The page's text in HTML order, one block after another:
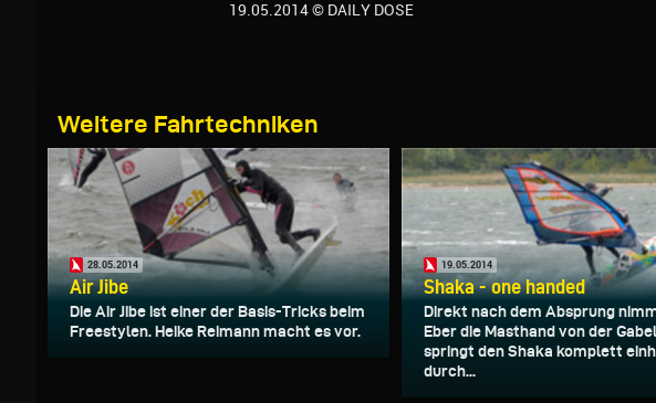
19.05.2014 © DAILY DOSE
Weitere Fahrtechniken
28.05.2014
Air Jibe
Die Air Jibe ist einer der Basis-Tricks beim
Freestylen. Heike Reimann macht es vor.
19.05.2014
Shaka - one handed
Direkt nach dem Absprung
Eber die Masthand von der
springt den Shaka komplett
durch...